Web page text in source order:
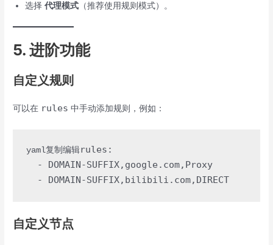
选择代理模式 （推荐使用规则模式）。
5. 进阶功能
自定义规则
可以在 rules 中手动添加规则，例如：
yaml复制编辑rules:
  - DOMAIN-SUFFIX,bilibili.com,DIRECT
自定义节点